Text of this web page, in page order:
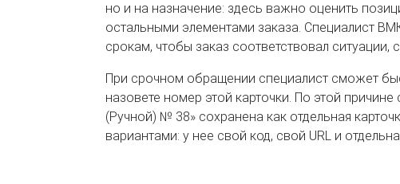
но и на назначение: здесь важно оценить
остальными элементами заказа. Специалист
срокам, чтобы заказ соответствовал
При срочном обращении специалист сможет
назовете номер этой карточки. По этой
(Ручной) № 38» сохранена как отдельная
вариантами: у нее свой код, свой URL и